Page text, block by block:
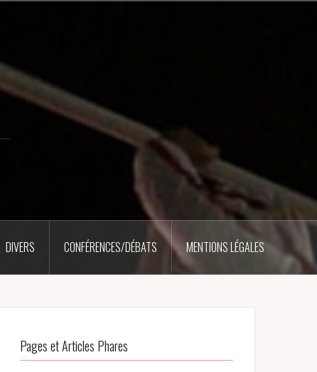
DIVERS CONFÉRENCES/DÉBATS MENTIONS LÉGALES
Pages et Articles Phares